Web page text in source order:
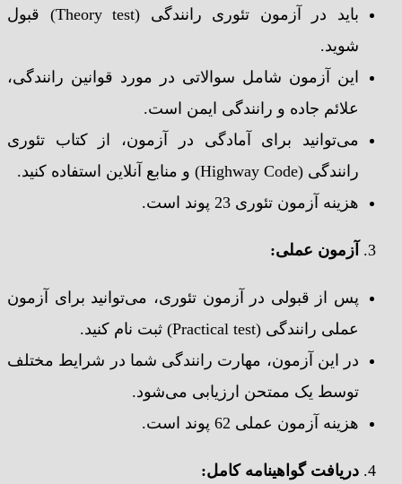
باید در آزمون تئوری رانندگی (Theory test) قبول
شوید.
این آزمون شامل سوالاتی در مورد قوانین رانندگی،
علائم جاده و رانندگی ایمن است.
می‌توانید برای آمادگی در آزمون، از کتاب تئوری
رانندگی (Highway Code) و منابع آنلاین استفاده کنید.
هزینه آزمون تئوری 23 پوند است.
آزمون عملی:
پس از قبولی در آزمون تئوری، می‌توانید برای آزمون
عملی رانندگی (Practical test) ثبت نام کنید.
در این آزمون، مهارت رانندگی شما در شرایط مختلف
توسط یک ممتحن ارزیابی می‌شود.
هزینه آزمون عملی 62 پوند است.
دریافت گواهینامه کامل: